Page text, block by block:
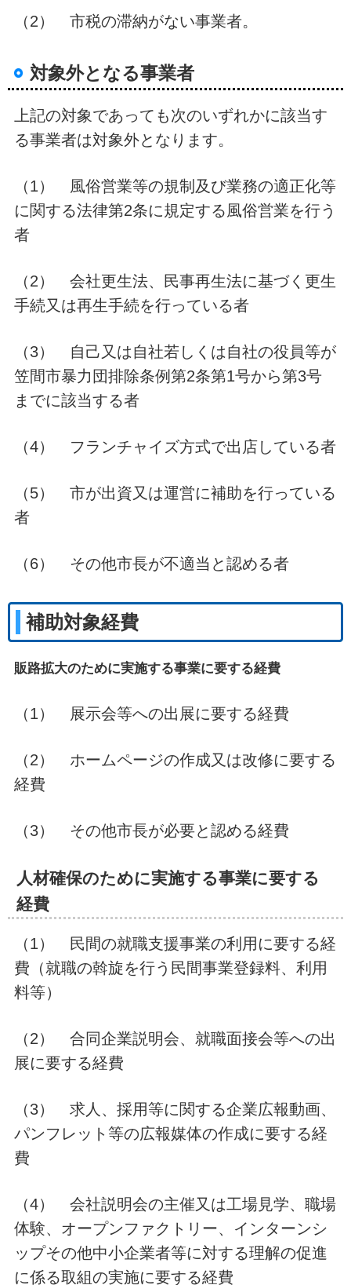
（2） 市税の滞納がない事業者。
対象外となる事業者
上記の対象であっても次のいずれかに該当す
る事業者は対象外となります。
（1） 風俗営業等の規制及び業務の適正化等
に関する法律第2条に規定する風俗営業を行う
者
（2） 会社更生法、民事再生法に基づく更生
手続又は再生手続を行っている者
（3） 自己又は自社若しくは自社の役員等が
笠間市暴力団排除条例第2条第1号から第3号
までに該当する者
（4） フランチャイズ方式で出店している者
（5） 市が出資又は運営に補助を行っている
者
（6） その他市長が不適当と認める者
補助対象経費
販路拡大のために実施する事業に要する経費
（1） 展示会等への出展に要する経費
（2） ホームページの作成又は改修に要する
経費
（3） その他市長が必要と認める経費
人材確保のために実施する事業に要する
経費
（1） 民間の就職支援事業の利用に要する経
費（就職の斡旋を行う民間事業登録料、利用
料等）
（2） 合同企業説明会、就職面接会等への出
展に要する経費
（3） 求人、採用等に関する企業広報動画、
パンフレット等の広報媒体の作成に要する経
費
（4） 会社説明会の主催又は工場見学、職場
体験、オープンファクトリー、インターンシ
ップその他中小企業者等に対する理解の促進
に係る取組の実施に要する経費